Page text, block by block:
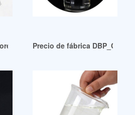
de Dop (Producto y Empresa
Precio de fábrica